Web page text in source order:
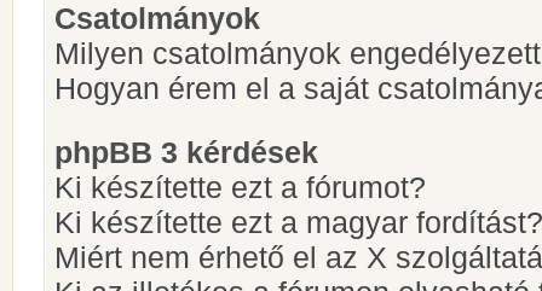
Csatolmányok
Milyen csatolmányok
Hogyan érem el a saját
phpBB 3 kérdések
Ki készítette ezt a fórumot?
Ki készítette ezt a magyar fordítást?
Miért nem érhető el az X